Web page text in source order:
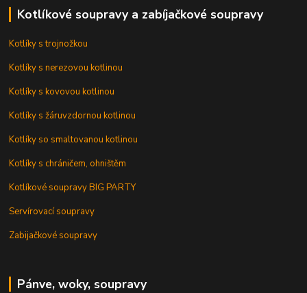
Kotlíkové soupravy a zabíjačkové soupravy
Kotlíky s trojnožkou
Kotlíky s nerezovou kotlinou
Kotlíky s kovovou kotlinou
Kotlíky s žáruvzdornou kotlinou
Kotlíky so smaltovanou kotlinou
Kotlíky s chráničem, ohništěm
Kotlíkové soupravy BIG PARTY
Servírovací soupravy
Zabijačkové soupravy
Pánve, woky, soupravy